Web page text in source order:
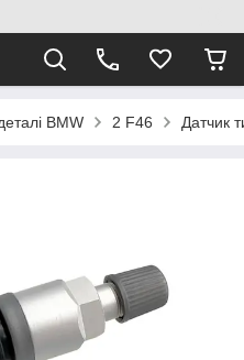
BMW 2 F46 Датчик